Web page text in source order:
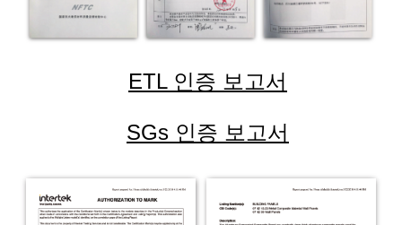
ETL 인증 보고서
SGs 인증 보고서